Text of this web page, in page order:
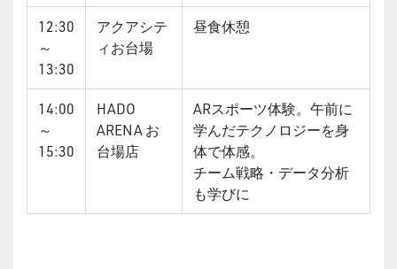
12:30
～
13:30
アクアシテ
ィお台場
昼食休憩
14:00
～
15:30
HADO
ARENA お
台場店
ARスポーツ体験。午前に
学んだテクノロジーを身
体で体感。
チーム戦略・データ分析
も学びに